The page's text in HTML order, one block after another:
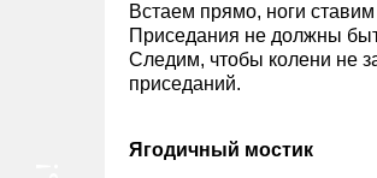
Встаем прямо, ноги
Приседания не должны
Следим, чтобы колени не
приседаний.
Ягодичный мостик